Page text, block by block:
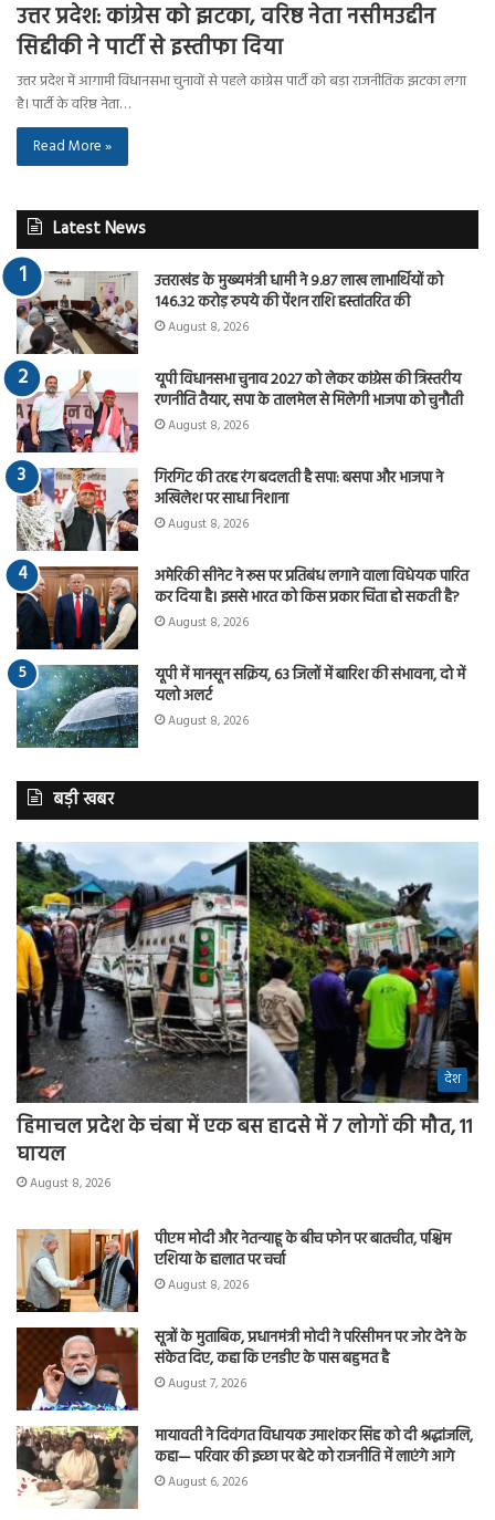
उत्तर प्रदेश: कांग्रेस को झटका, वरिष्ठ नेता नसीमउद्दीन
सिद्दीकी ने पार्टी से इस्तीफा दिया
उत्तर प्रदेश में आगामी विधानसभा चुनावों से पहले कांग्रेस पार्टी को बड़ा राजनीतिक झटका लगा
है। पार्टी के वरिष्ठ नेता…
Read More »
Latest News
उत्तराखंड के मुख्यमंत्री धामी ने 9.87 लाख लाभार्थियों को
146.32 करोड़ रुपये की पेंशन राशि हस्तांतरित की
August 8, 2026
यूपी विधानसभा चुनाव 2027 को लेकर कांग्रेस की त्रिस्तरीय
रणनीति तैयार, सपा के तालमेल से मिलेगी भाजपा को चुनौती
August 8, 2026
गिरगिट की तरह रंग बदलती है सपा: बसपा और भाजपा ने
अखिलेश पर साधा निशाना
August 8, 2026
अमेरिकी सीनेट ने रूस पर प्रतिबंध लगाने वाला विधेयक पारित
कर दिया है। इससे भारत को किस प्रकार चिंता हो सकती है?
August 8, 2026
यूपी में मानसून सक्रिय, 63 जिलों में बारिश की संभावना, दो में
यलो अलर्ट
August 8, 2026
बड़ी खबर
देश
हिमाचल प्रदेश के चंबा में एक बस हादसे में 7 लोगों की मौत, 11
घायल
August 8, 2026
पीएम मोदी और नेतन्याहू के बीच फोन पर बातचीत, पश्चिम
एशिया के हालात पर चर्चा
August 8, 2026
सूत्रों के मुताबिक, प्रधानमंत्री मोदी ने परिसीमन पर जोर देने के
संकेत दिए, कहा कि एनडीए के पास बहुमत है
August 7, 2026
मायावती ने दिवंगत विधायक उमाशंकर सिंह को दी श्रद्धांजलि,
कहा— परिवार की इच्छा पर बेटे को राजनीति में लाएंगे आगे
August 6, 2026